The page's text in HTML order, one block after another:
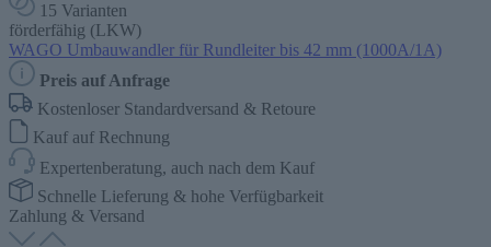
15 Varianten
förderfähig (LKW)
WAGO Umbauwandler für Rundleiter bis 42 mm (1000A/1A)
Preis auf Anfrage
Kostenloser Standardversand & Retoure
Kauf auf Rechnung
Expertenberatung, auch nach dem Kauf
Schnelle Lieferung & hohe Verfügbarkeit
Zahlung & Versand